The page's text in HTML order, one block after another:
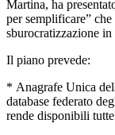
Martina, ha
per semplificare”
sburocratizzazione
Il piano prevede:
* Anagrafe Unica
database federato
rende disponibili